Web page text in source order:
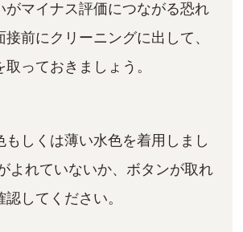
がマイナス評価につながる恐れ
前にクリーニングに出して、
取っておきましょう。
もしくは薄い水色を着用しまし
よれていないか、ボタンが取れ
してください。